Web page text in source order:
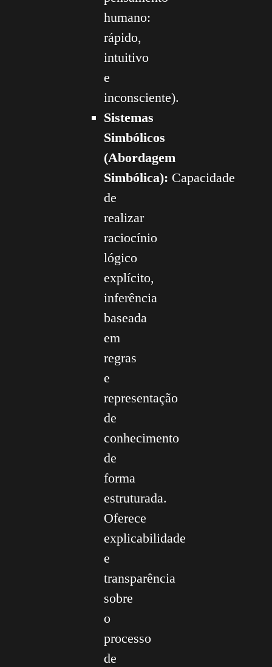
humano:
rápido,
intuitivo
e
inconsciente).
Sistemas
Simbólicos
(Abordagem
Simbólica): Capacidade
de
realizar
raciocínio
lógico
explícito,
inferência
baseada
em
regras
e
representação
de
conhecimento
de
forma
estruturada.
Oferece
explicabilidade
e
transparência
sobre
o
processo
de